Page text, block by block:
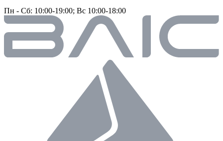
Пн - Сб: 10:00-19:00; Вс 10:00-18:00